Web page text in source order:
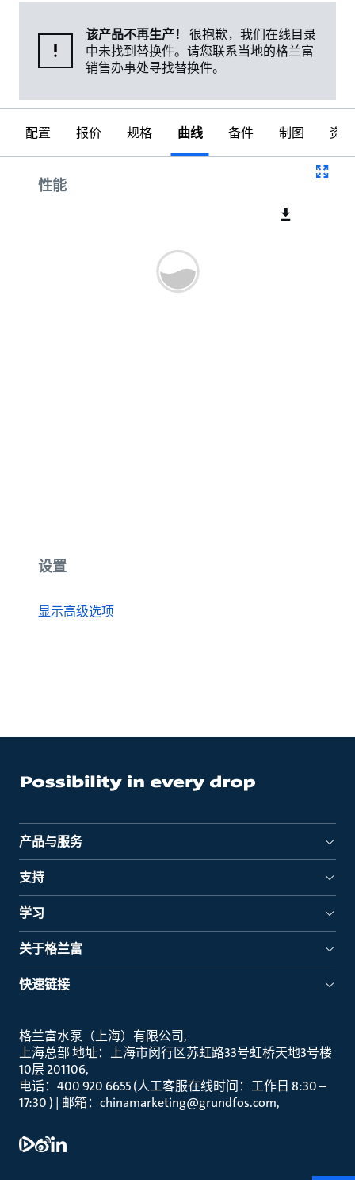
该产品不再生产！
很抱歉，我们在线目录
中未找到替换件。请您联系当地的格兰富
销售办事处寻找替换件。
配置 报价 规格 曲线 备件 制图 资料
性能
设置
显示高级选项
产品与服务
支持
学习
关于格兰富
快速链接
格兰富水泵（上海）有限公司
上海总部 地址：上海市闵行区苏虹路33号虹桥天地3号楼
10层 201106
电话：400 920 6655 (人工客服在线时间：工作日 8:30 –
17:30 ) | 邮箱：chinamarketing@grundfos.com